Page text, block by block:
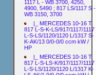
1117 L - WB 3700, 4250,
4900, 5490 ; 817 LS/1117 S -
WB 3150, 3700
|_ MERCEDES 10-16 T
817 L-S-K-LS/917/1117/1117
L-S-LS/1120/1120 L/1317 S-
K-AK/13 0/0-0/0 ccm kW /
HP
|_ MERCEDES 10-16 T
817 L-S-LS-K/917/1117/1117
L-S-LS/1120/1120 L/1317 K-